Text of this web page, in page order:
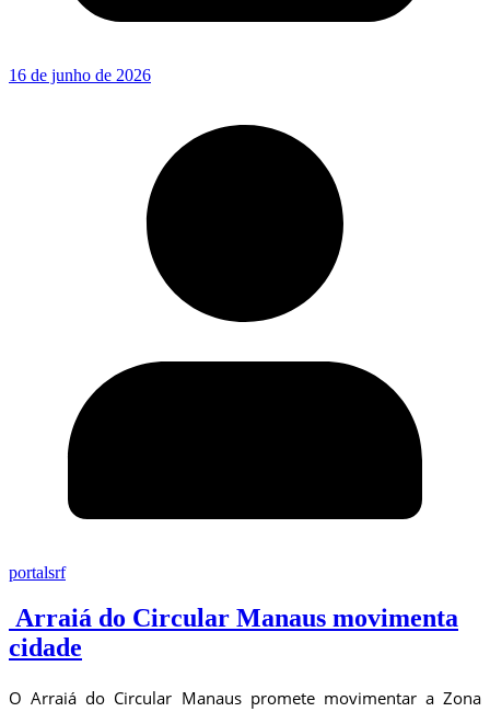
16 de junho de 2026
portalsrf
Arraiá do Circular Manaus movimenta
cidade
O Arraiá do Circular Manaus promete movimentar a Zona